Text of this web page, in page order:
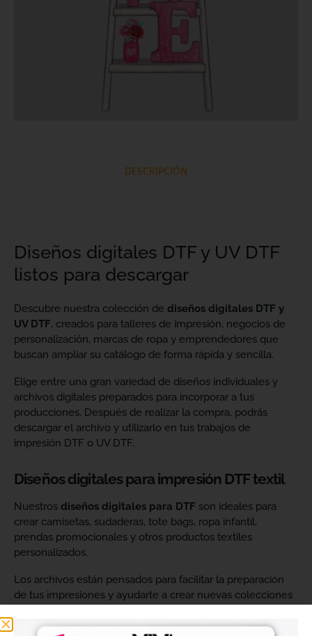
DESCRIPCIÓN
Diseños digitales DTF y UV DTF
listos para descargar
Descubre nuestra colección de diseños digitales DTF y
UV DTF, creados para talleres de impresión, negocios de
personalización, marcas de ropa y emprendedores que
buscan ampliar su catálogo de forma rápida y sencilla.
Elige entre una gran variedad de diseños individuales y
archivos digitales preparados para incorporar a tus
producciones. Después de realizar la compra, podrás
descargar el archivo y utilizarlo en tus trabajos de
impresión DTF o UV DTF.
Diseños digitales para impresión DTF textil
Nuestros diseños digitales para DTF son ideales para
crear camisetas, sudaderas, tote bags, ropa infantil,
prendas promocionales y otros productos textiles
personalizados.
Los archivos están pensados para facilitar la preparación
de tus impresiones y ayudarte a crear nuevas colecciones
tendrás que adaptar el tamaño a tus necesidades, preparar